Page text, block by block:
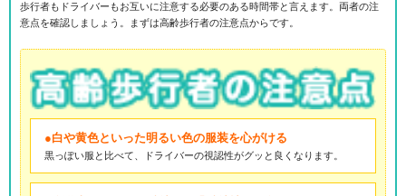
歩行者もドライバーもお互いに注意する必要のある時間帯と言えます。両者の注
意点を確認しましょう。まずは高齢歩行者の注意点からです。
●白や黄色といった明るい色の服装を心がける
黒っぽい服と比べて、ドライバーの視認性がグッと良くなります。